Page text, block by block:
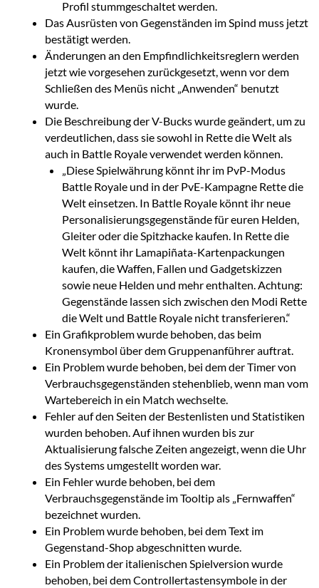
Profil stummgeschaltet werden.
Das Ausrüsten von Gegenständen im Spind muss jetzt
bestätigt werden.
Änderungen an den Empfindlichkeitsreglern werden
jetzt wie vorgesehen zurückgesetzt, wenn vor dem
Schließen des Menüs nicht „Anwenden“ benutzt
wurde.
Die Beschreibung der V-Bucks wurde geändert, um zu
verdeutlichen, dass sie sowohl in Rette die Welt als
auch in Battle Royale verwendet werden können.
„Diese Spielwährung könnt ihr im PvP-Modus
Battle Royale und in der PvE-Kampagne Rette die
Welt einsetzen. In Battle Royale könnt ihr neue
Personalisierungsgegenstände für euren Helden,
Gleiter oder die Spitzhacke kaufen. In Rette die
Welt könnt ihr Lamapiñata-Kartenpackungen
kaufen, die Waffen, Fallen und Gadgetskizzen
sowie neue Helden und mehr enthalten. Achtung:
Gegenstände lassen sich zwischen den Modi Rette
die Welt und Battle Royale nicht transferieren.“
Ein Grafikproblem wurde behoben, das beim
Kronensymbol über dem Gruppenanführer auftrat.
Ein Problem wurde behoben, bei dem der Timer von
Verbrauchsgegenständen stehenblieb, wenn man vom
Wartebereich in ein Match wechselte.
Fehler auf den Seiten der Bestenlisten und Statistiken
wurden behoben. Auf ihnen wurden bis zur
Aktualisierung falsche Zeiten angezeigt, wenn die Uhr
des Systems umgestellt worden war.
Ein Fehler wurde behoben, bei dem
Verbrauchsgegenstände im Tooltip als „Fernwaffen“
bezeichnet wurden.
Ein Problem wurde behoben, bei dem Text im
Gegenstand-Shop abgeschnitten wurde.
Ein Problem der italienischen Spielversion wurde
behoben, bei dem Controllertastensymbole in der